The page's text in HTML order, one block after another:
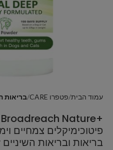
עמוד הבית פטפרו CARE בריאות
פיטוכימיקלים צמחיים
בריאות ובריאות השיניים Dental Deep Powder